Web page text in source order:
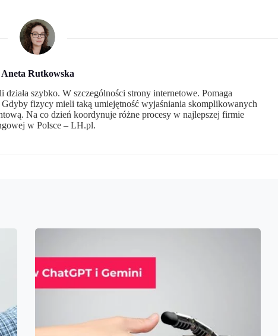
Aneta Rutkowska
szybko. W szczególności strony internetowe. Pomaga
fizycy mieli taką umiejętność wyjaśniania skomplikowanych
Na co dzień koordynuje różne procesy w najlepszej firmie
w Polsce – LH.pl.